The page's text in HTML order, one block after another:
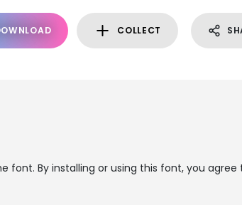
COLLECT
font. By installing or using this font, you